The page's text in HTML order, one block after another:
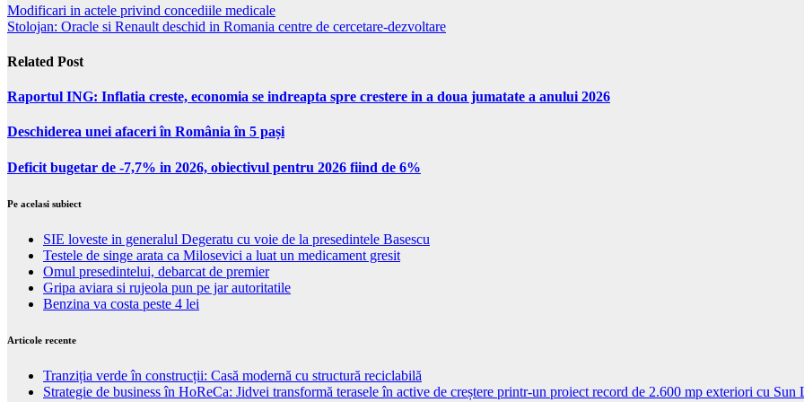
Modificari in actele privind concediile medicale
Stolojan: Oracle si Renault deschid in Romania centre de cercetare-dezvoltare
Related Post
Raportul ING: Inflatia creste, economia se indreapta spre crestere in a doua jumatate a anului 2026
Deschiderea unei afaceri în România în 5 pași
Deficit bugetar de -7,7% in 2026, obiectivul pentru 2026 fiind de 6%
Pe acelasi subiect
SIE loveste in generalul Degeratu cu voie de la presedintele Basescu
Testele de singe arata ca Milosevici a luat un medicament gresit
Omul presedintelui, debarcat de premier
Gripa aviara si rujeola pun pe jar autoritatile
Benzina va costa peste 4 lei
Articole recente
Tranziția verde în construcții: Casă modernă cu structură reciclabilă
Strategie de business în HoReCa: Jidvei transformă terasele în active de creștere printr-un proiect record de 2.600 mp exteriori cu Sun